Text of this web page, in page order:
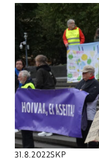
31.8.2022SKP